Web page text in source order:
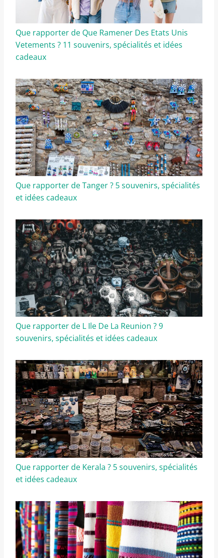
Que rapporter de Que Ramener Des Etats Unis
Vetements ? 11 souvenirs, spécialités et idées
cadeaux
Que rapporter de Tanger ? 5 souvenirs, spécialités
et idées cadeaux
Que rapporter de L Ile De La Reunion ? 9
souvenirs, spécialités et idées cadeaux
Que rapporter de Kerala ? 5 souvenirs, spécialités
et idées cadeaux